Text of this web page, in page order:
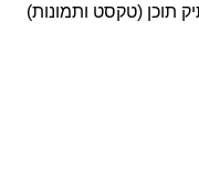
תוכן (טקסט ותמונות)